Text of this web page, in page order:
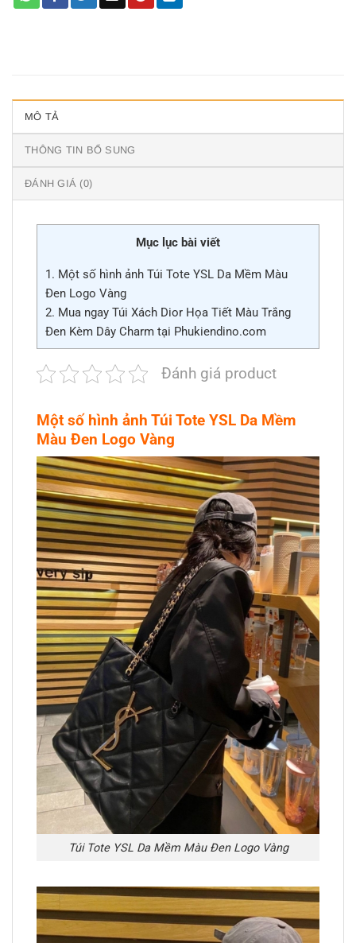
MÔ TẢ
THÔNG TIN BỔ SUNG
ĐÁNH GIÁ (0)
Mục lục bài viết
1. Một số hình ảnh Túi Tote YSL Da Mềm Màu
Đen Logo Vàng
2. Mua ngay Túi Xách Dior Họa Tiết Màu Trắng
Đen Kèm Dây Charm tại Phukiendino.com
Đánh giá product
Một số hình ảnh Túi Tote YSL Da Mềm
Màu Đen Logo Vàng
Túi Tote YSL Da Mềm Màu Đen Logo Vàng